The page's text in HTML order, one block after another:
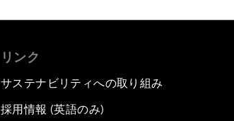
リンク
サステナビリティへの取り組み
採用情報 (英語のみ)